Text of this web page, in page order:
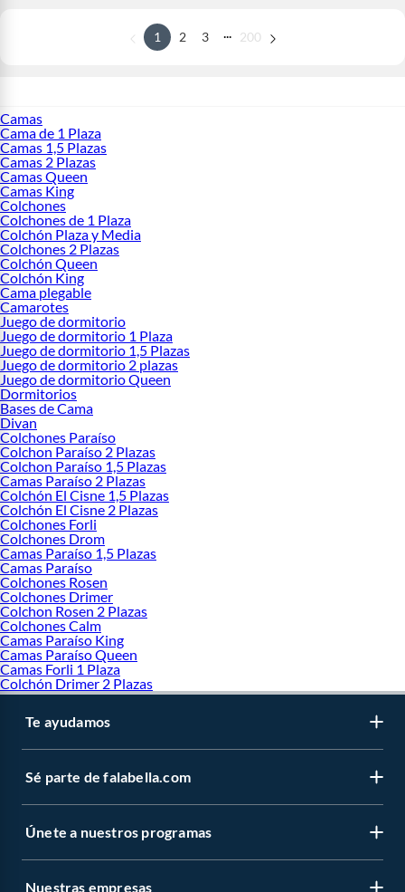
1 2 3 ... 200
Camas
Cama de 1 Plaza
Camas 1,5 Plazas
Camas 2 Plazas
Camas Queen
Camas King
Colchones
Colchones de 1 Plaza
Colchón Plaza y Media
Colchones 2 Plazas
Colchón Queen
Colchón King
Cama plegable
Camarotes
Juego de dormitorio
Juego de dormitorio 1 Plaza
Juego de dormitorio 1,5 Plazas
Juego de dormitorio 2 plazas
Juego de dormitorio Queen
Dormitorios
Bases de Cama
Divan
Colchones Paraíso
Colchon Paraíso 2 Plazas
Colchon Paraíso 1,5 Plazas
Camas Paraíso 2 Plazas
Colchón El Cisne 1,5 Plazas
Colchón El Cisne 2 Plazas
Colchones Forli
Colchones Drom
Camas Paraíso 1,5 Plazas
Camas Paraíso
Colchones Rosen
Colchones Drimer
Colchon Rosen 2 Plazas
Colchones Calm
Camas Paraíso King
Camas Paraíso Queen
Camas Forli 1 Plaza
Colchón Drimer 2 Plazas
Te ayudamos
Sé parte de falabella.com
Únete a nuestros programas
Nuestras empresas